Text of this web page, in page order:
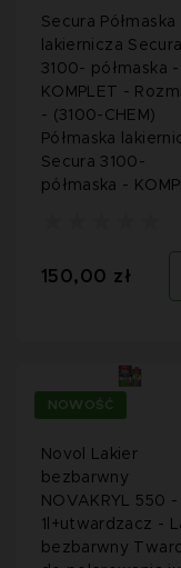
Secura Półmaska
lakiernicza Secura
3100- półmaska -
KOMPLET -
- (3100-CHEM)
Półmaska
Secura 3100-
półmaska -
150,00 zł
NOWOŚĆ
Novol Lakier
bezbarwny
NOVAKRYL 550 -
1l+utwardzacz -
bezbarwny